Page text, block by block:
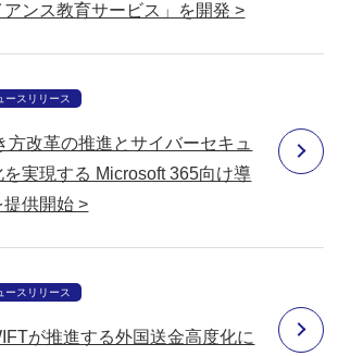
ンス教育サービス」を開発 >
ースリリース
方改革の推進とサイバーセキュ
実現する Microsoft 365向け導
提供開始 >
ースリリース
が推進する外国送金高度化に